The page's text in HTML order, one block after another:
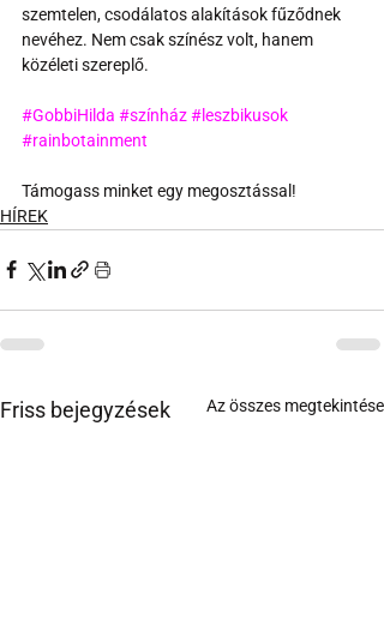
szemtelen, csodálatos alakítások fűződnek
nevéhez. Nem csak színész volt, hanem
közéleti szereplő.
#GobbiHilda #színház#leszbikusok
#rainbotainment
Támogass minket egy megosztással!
HÍREK
Friss bejegyzések Az összes megtekintése